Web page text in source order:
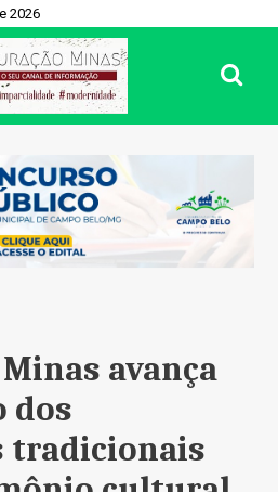
2026
avança
dos
tradicionais